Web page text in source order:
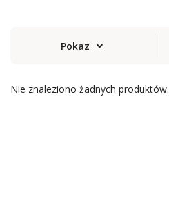
Pokaz
Nie znaleziono żadnych produktów.